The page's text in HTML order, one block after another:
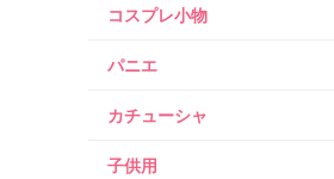
コスプレ小物
パニエ
カチューシャ
子供用